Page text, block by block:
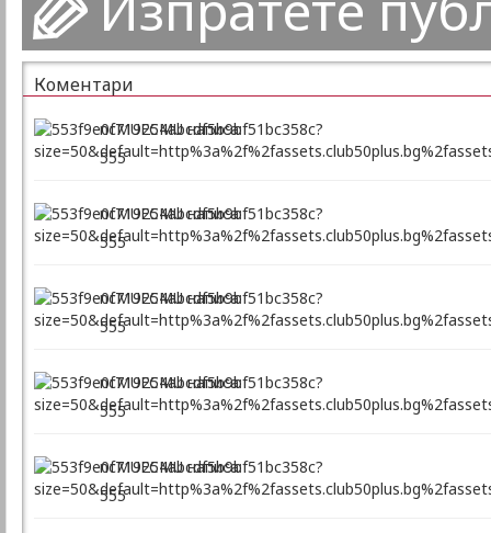
Коментари
ncMUFCMU написа:
555
ncMUFCMU написа:
555
ncMUFCMU написа:
555
ncMUFCMU написа:
555
ncMUFCMU написа:
555